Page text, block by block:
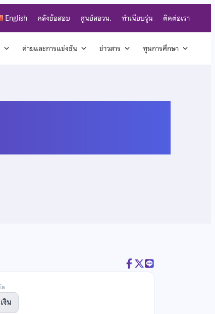
English คลังข้อสอบ ศูนย์สอวน. ทำเนียบรุ่น ติดต่อเรา
ค่ายและการแข่งขัน ข่าวสาร ทุนการศึกษา
งิน